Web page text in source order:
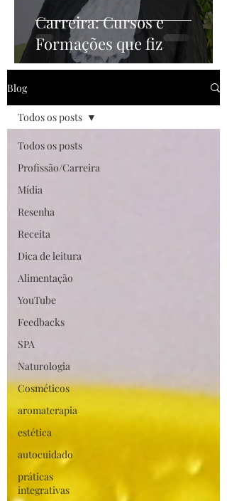
Carreira: Cursos e
Formações que fiz
Blog
Todos os posts
Profissão/Carreira
Mídia
Resenha
Receita
Dica de leitura
Alimentação
YouTube
Feedbacks
SPA
Naturologia
Cosméticos
aromaterapia
estética
autocuidado
práticas
integrativas
Todos os posts